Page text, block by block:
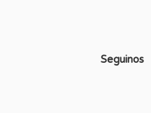
Seguinos